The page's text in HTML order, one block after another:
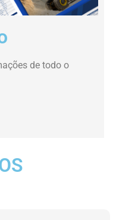
de todo o